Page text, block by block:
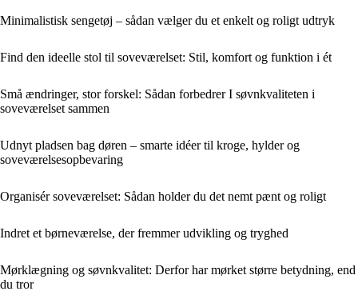
Minimalistisk sengetøj – sådan vælger du et enkelt og roligt udtryk
Find den ideelle stol til soveværelset: Stil, komfort og funktion i ét
Små ændringer, stor forskel: Sådan forbedrer I søvnkvaliteten i
soveværelset sammen
Udnyt pladsen bag døren – smarte idéer til kroge, hylder og
soveværelsesopbevaring
Organisér soveværelset: Sådan holder du det nemt pænt og roligt
Indret et børneværelse, der fremmer udvikling og tryghed
Mørklægning og søvnkvalitet: Derfor har mørket større betydning, end
du tror